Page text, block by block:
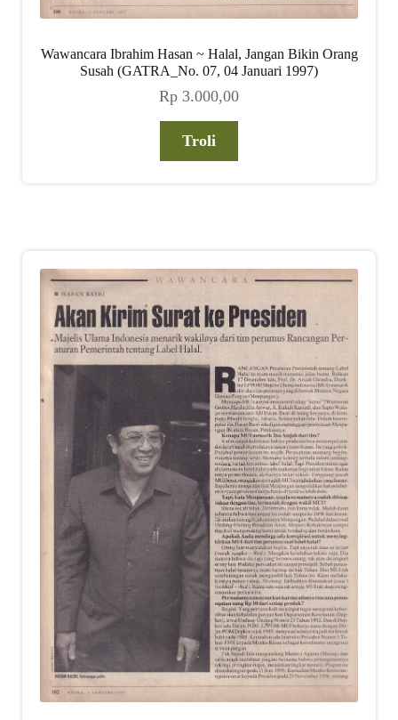
Wawancara Ibrahim Hasan ~ Halal, Jangan Bikin Orang
Susah (GATRA_No. 07, 04 Januari 1997)
Rp 3.000,00
Troli